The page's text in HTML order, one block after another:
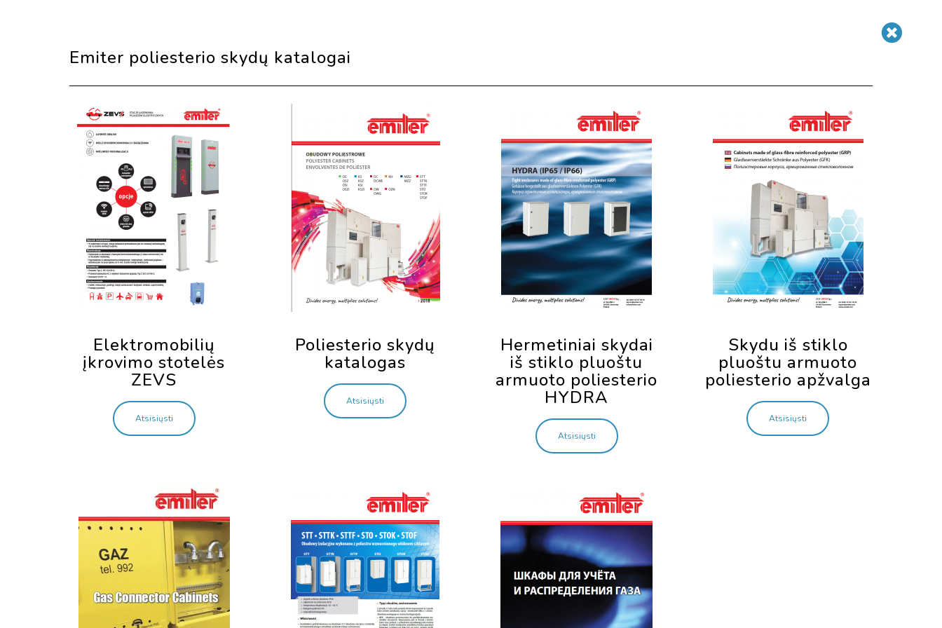
Emiter poliesterio skydų katalogai
Elektromobilių
įkrovimo stotelės
ZEVS
Atsisiųsti
Poliesterio skydų
katalogas
Atsisiųsti
Hermetiniai skydai
iš stiklo pluoštu
armuoto poliesterio
HYDRA
Atsisiųsti
Skydu iš stiklo
pluoštu armuoto
poliesterio apžvalga
Atsisiųsti